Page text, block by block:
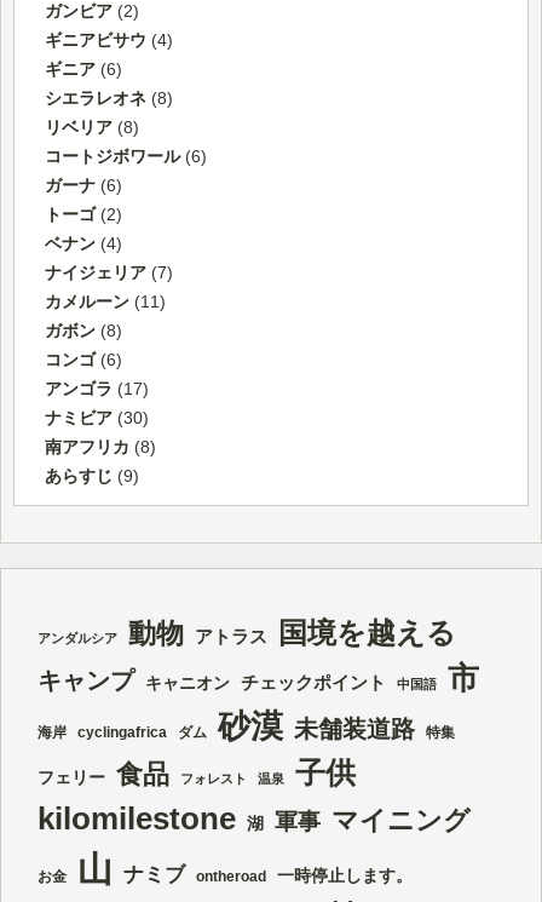
ガンビア (2)
ギニアビサウ (4)
ギニア (6)
シエラレオネ (8)
リベリア (8)
コートジボワール(6)
ガーナ (6)
トーゴ(2)
ベナン (4)
ナイジェリア (7)
カメルーン (11)
ガボン (8)
コンゴ(6)
アンゴラ (17)
ナミビア (30)
南アフリカ (8)
あらすじ (9)
アンダルシア 動物 アトラス 国境を越える
キャンプ キャニオン チェックポイント 中国語 市
海岸 cyclingafrica ダム 砂漠 未舗装道路 特集
フェリー 食品 フォレスト 温泉 子供
kilomilestone 湖 軍事 マイニング
お金 山 ナミブ ontheroad 一時停止します。